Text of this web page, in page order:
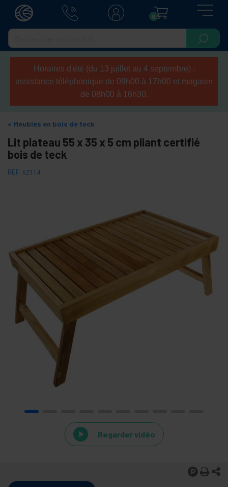
0
Horaires d'été (du 13 juillet au 4 septembre) :
assistance téléphonique de 09h00 à 17h00 et magasin
de 08h00 à 16h30.
Meubles en bois de teck
Lit plateau 55 x 35 x 5 cm pliant certifié
bois de teck
REF: KZ114
Regarder vidéo